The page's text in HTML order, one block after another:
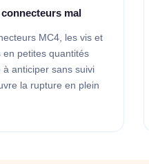
mal
MC4, les vis et
en petites quantités
anticiper sans suivi
la rupture en plein